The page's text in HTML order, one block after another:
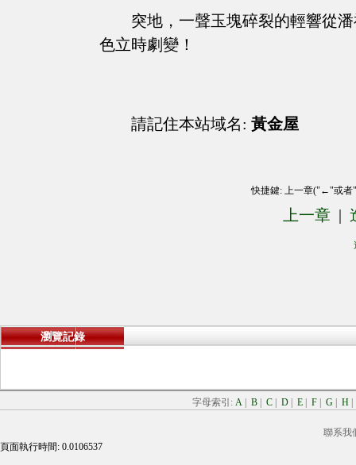
突地，一聲玉塊碎裂的輕響從
色立時劇變！
請記住本站域名: 黃金屋
快捷鍵: 上一章("←"或
上一章 |
瀏覽記錄
字母索引: A B C D E F G H
聯系我
頁面執行時間: 0.0106537